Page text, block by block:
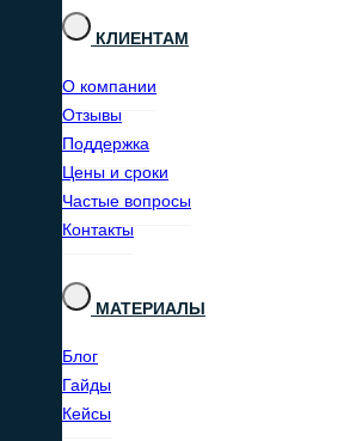
КЛИЕНТАМ
О компании
Отзывы
Поддержка
Цены и сроки
Частые вопросы
Контакты
МАТЕРИАЛЫ
Блог
Гайды
Кейсы